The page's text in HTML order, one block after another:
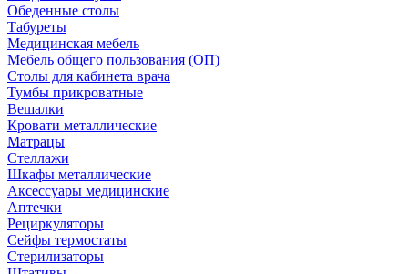
Обеденные столы
Табуреты
Медицинская мебель
Мебель общего пользования (ОП)
Столы для кабинета врача
Тумбы прикроватные
Вешалки
Кровати металлические
Матрацы
Стеллажи
Шкафы металлические
Аксессуары медицинские
Аптечки
Рециркуляторы
Сейфы термостаты
Стерилизаторы